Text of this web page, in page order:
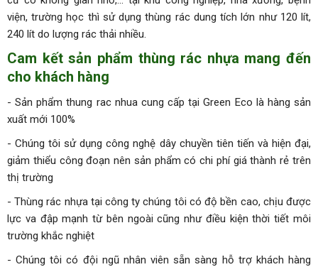
viện, trường học thì sử dụng thùng rác dung tích lớn như 120 lít,
240 lít do lượng rác thải nhiều.
Cam kết sản phẩm thùng rác nhựa mang đến
cho khách hàng
- Sản phẩm thung rac nhua cung cấp tại Green Eco là hàng sản
xuất mới 100%
- Chúng tôi sử dụng công nghệ dây chuyền tiên tiến và hiện đại,
giảm thiểu công đoạn nên sản phẩm có chi phí giá thành rẻ trên
thị trường
- Thùng rác nhựa tại công ty chúng tôi có độ bền cao, chịu được
lực va đập mạnh từ bên ngoài cũng như điều kiện thời tiết môi
trường khắc nghiệt
- Chúng tôi có đội ngũ nhân viên sẵn sàng hỗ trợ khách hàng